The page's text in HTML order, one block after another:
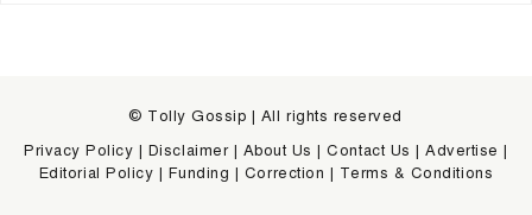
© Tolly Gossip | All rights reserved
Privacy Policy | Disclaimer| About Us |Contact Us |Advertise |
Editorial Policy | Funding | Correction | Terms & Conditions